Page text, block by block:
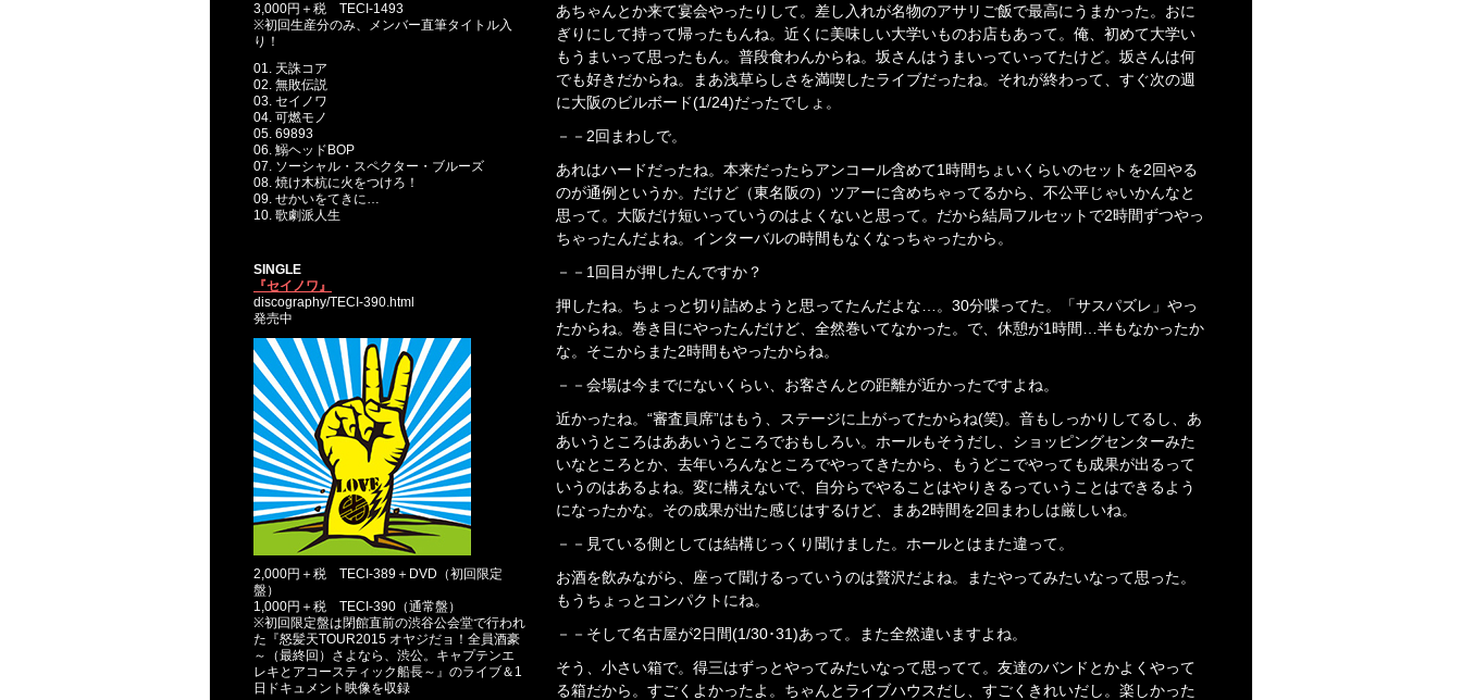
あちゃんとか来て宴会やったりして。差し入れが名物のアサリご飯で最高にうまかった。おに
ぎりにして持って帰ったもんね。近くに美味しい大学いものお店もあって。俺、初めて大学い
もうまいって思ったもん。普段食わんからね。坂さんはうまいっていってたけど。坂さんは何
でも好きだからね。まあ浅草らしさを満喫したライブだったね。それが終わって、すぐ次の週
に大阪のビルボード(1/24)だったでしょ。
－－2回まわしで。
あれはハードだったね。本来だったらアンコール含めて1時間ちょいくらいのセットを2回やる
のが通例というか。だけど（東名阪の）ツアーに含めちゃってるから、不公平じゃいかんなと
思って。大阪だけ短いっていうのはよくないと思って。だから結局フルセットで2時間ずつやっ
ちゃったんだよね。インターバルの時間もなくなっちゃったから。
－－1回目が押したんですか？
押したね。ちょっと切り詰めようと思ってたんだよな…。30分喋ってた。「サスパズレ」やっ
たからね。巻き目にやったんだけど、全然巻いてなかった。で、休憩が1時間…半もなかったか
な。そこからまた2時間もやったからね。
－－会場は今までにないくらい、お客さんとの距離が近かったですよね。
近かったね。“審査員席”はもう、ステージに上がってたからね(笑)。音もしっかりしてるし、あ
あいうところはああいうところでおもしろい。ホールもそうだし、ショッピングセンターみた
いなところとか、去年いろんなところでやってきたから、もうどこでやっても成果が出るって
いうのはあるよね。変に構えないで、自分らでやることはやりきるっていうことはできるよう
になったかな。その成果が出た感じはするけど、まあ2時間を2回まわしは厳しいね。
－－見ている側としては結構じっくり聞けました。ホールとはまた違って。
お酒を飲みながら、座って聞けるっていうのは贅沢だよね。またやってみたいなって思った。
もうちょっとコンパクトにね。
－－そして名古屋が2日間(1/30･31)あって。また全然違いますよね。
そう、小さい箱で。得三はずっとやってみたいなって思ってて。友達のバンドとかよくやって
る箱だから。すごくよかったよ。ちゃんとライブハウスだし、すごくきれいだし。楽しかった
3,000円＋税 TECI-1493
※初回生産分のみ、メンバー直筆タイトル入
り！
01. 天誅コア
02. 無敗伝説
03. セイノワ
04. 可燃モノ
05. 69893
06. 鰯ヘッドBOP
07. ソーシャル・スペクター・ブルーズ
08. 焼け木杭に火をつけろ！
09. せかいをてきに…
10. 歌劇派人生
SINGLE
『セイノワ』
discography/TECI-390.html
発売中
2,000円＋税 TECI-389＋DVD（初回限定
盤）
1,000円＋税 TECI-390（通常盤）
※初回限定盤は閉館直前の渋谷公会堂で行われ
た『怒髪天TOUR2015 オヤジだョ！全員酒豪
～（最終回）さよなら、渋公。キャプテンエ
レキとアコースティック船長～』のライブ＆1
日ドキュメント映像を収録